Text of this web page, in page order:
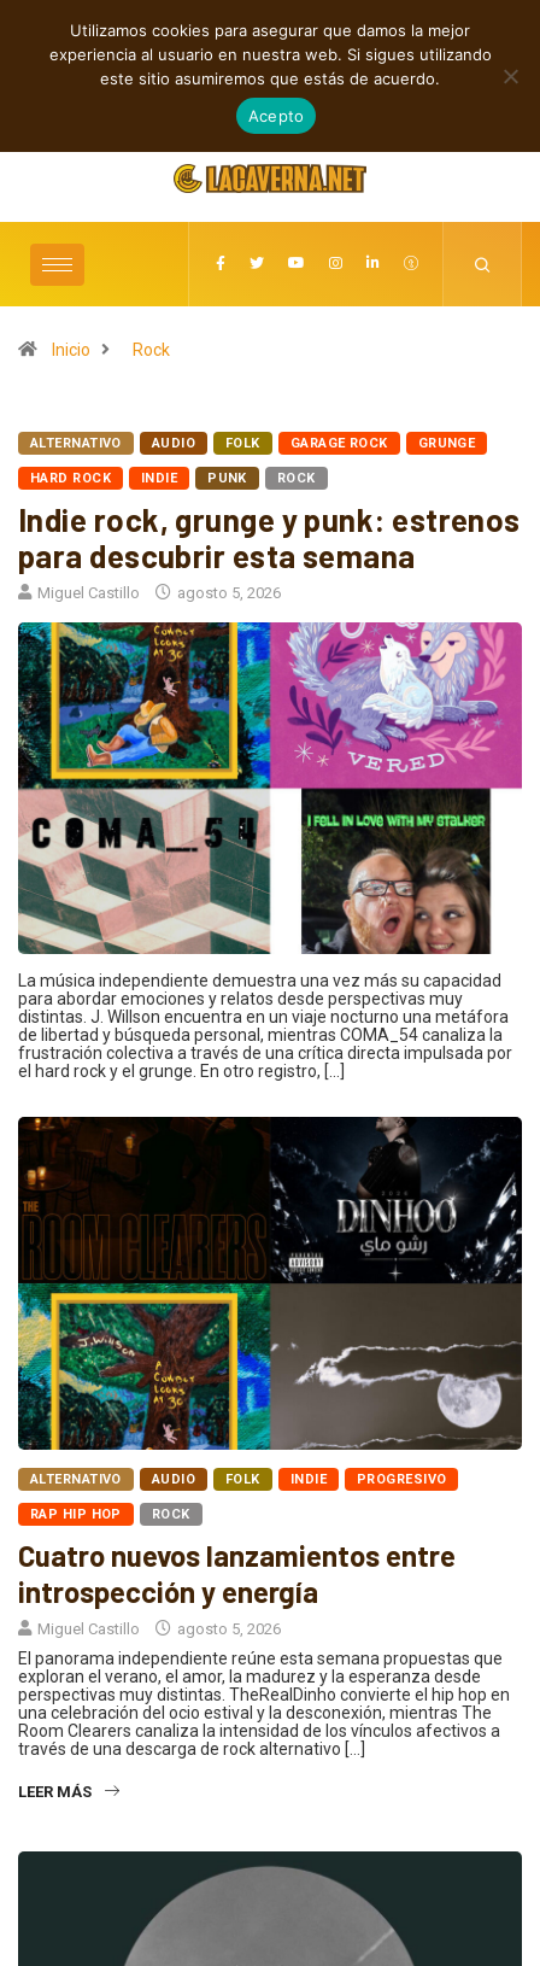
TENDENCIAS
Cuatro lanzamientos independientes entre introspección y fuerza
agosto 6, 2026
Inicio Rock
ALTERNATIVO AUDIO FOLK GARAGE ROCK GRUNGE
HARD ROCK INDIE PUNK ROCK
Indie rock, grunge y punk: estrenos
para descubrir esta semana
Miguel Castillo agosto 5, 2026
La música independiente demuestra una vez más su capacidad
para abordar emociones y relatos desde perspectivas muy
distintas. J. Willson encuentra en un viaje nocturno una metáfora
de libertad y búsqueda personal, mientras COMA_54 canaliza la
frustración colectiva a través de una crítica directa impulsada por
el hard rock y el grunge. En otro registro, […]
ALTERNATIVO AUDIO FOLK INDIE PROGRESIVO
RAP HIP HOP ROCK
Cuatro nuevos lanzamientos entre
introspección y energía
Miguel Castillo agosto 5, 2026
El panorama independiente reúne esta semana propuestas que
exploran el verano, el amor, la madurez y la esperanza desde
perspectivas muy distintas. TheRealDinho convierte el hip hop en
una celebración del ocio estival y la desconexión, mientras The
Room Clearers canaliza la intensidad de los vínculos afectivos a
través de una descarga de rock alternativo […]
LEER MÁS
Utilizamos cookies para asegurar que damos la mejor
experiencia al usuario en nuestra web. Si sigues utilizando
este sitio asumiremos que estás de acuerdo.
Acepto